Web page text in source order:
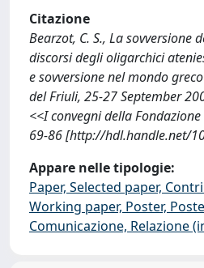
Citazione
Bearzot, C. S., La sovversione
discorsi degli oligarchici
e sovversione nel mondo
del Friuli, 25-27 September
<<I convegni della
69-86 [http://hdl.handle.net/
Appare nelle tipologie:
Paper, Selected paper,
Working paper, Poster,
Comunicazione, Relazione